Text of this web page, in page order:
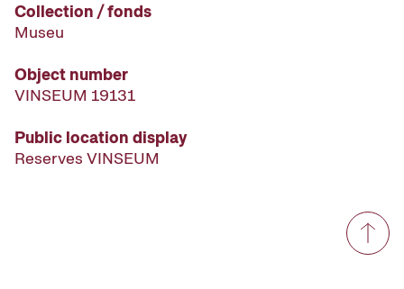
Collection / fonds
Museu
Object number
VINSEUM 19131
Public location display
Reserves VINSEUM